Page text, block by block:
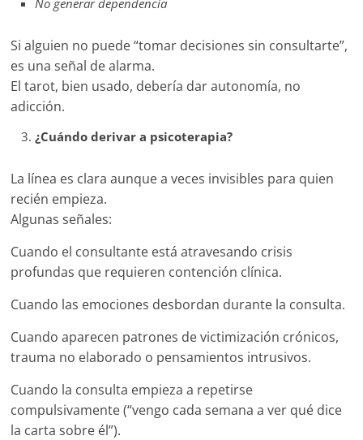
Si alguien no puede “tomar decisiones sin consultarte”,
es una señal de alarma.
El tarot, bien usado, debería dar autonomía, no
adicción.
¿Cuándo derivar a psicoterapia?
La línea es clara aunque a veces invisibles para quien
recién empieza.
Algunas señales:
Cuando el consultante está atravesando crisis
profundas que requieren contención clínica.
Cuando las emociones desbordan durante la consulta.
Cuando aparecen patrones de victimización crónicos,
trauma no elaborado o pensamientos intrusivos.
Cuando la consulta empieza a repetirse
compulsivamente (“vengo cada semana a ver qué dice
la carta sobre él”).